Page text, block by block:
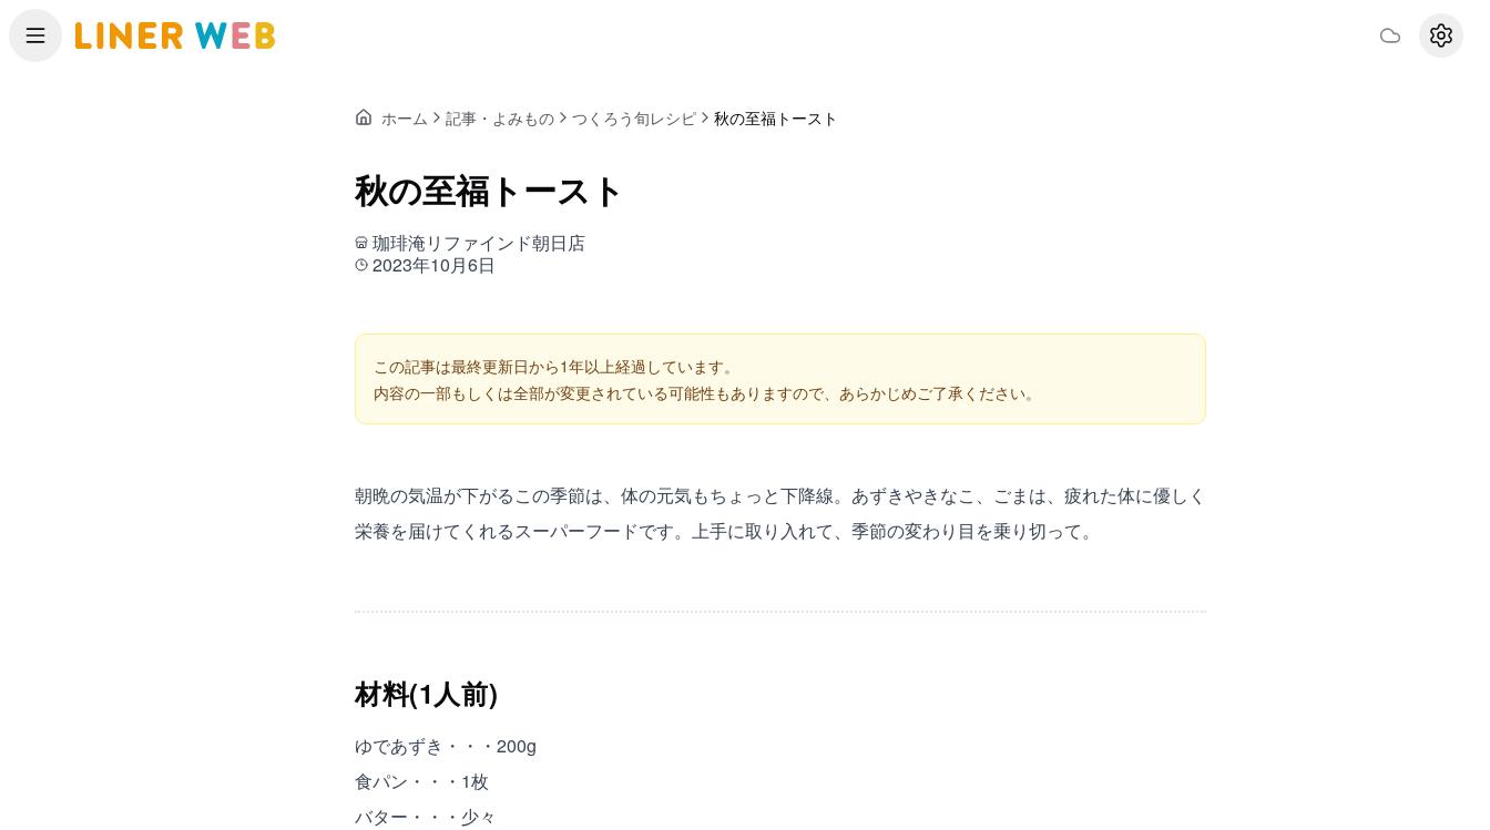
メニュー 設定
ホーム 記事・よみもの つくろう旬レシピ 秋の至福トースト
秋の至福トースト
珈琲淹リファインド朝日店
2023年10月6日
この記事は最終更新日から1年以上経過しています。
内容の一部もしくは全部が変更されている可能性もありますので、あらかじめご了承ください。
朝晩の気温が下がるこの季節は、体の元気もちょっと下降線。あずきやきなこ、ごまは、疲れた体に優しく
栄養を届けてくれるスーパーフードです。上手に取り入れて、季節の変わり目を乗り切って。
材料(1人前)
ゆであずき・・・200g
食パン・・・1枚
バター・・・少々